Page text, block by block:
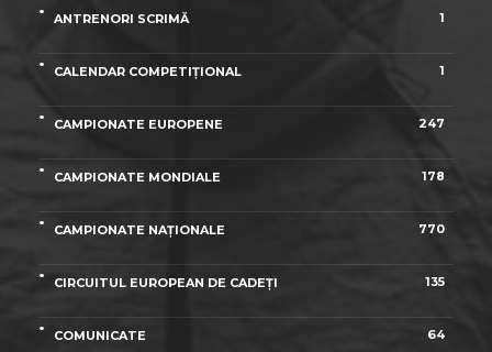
ANTRENORI SCRIMĂ 1
CALENDAR COMPETIȚIONAL 1
CAMPIONATE EUROPENE 247
CAMPIONATE MONDIALE 178
CAMPIONATE NAȚIONALE 770
CIRCUITUL EUROPEAN DE CADEȚI 135
COMUNICATE 64